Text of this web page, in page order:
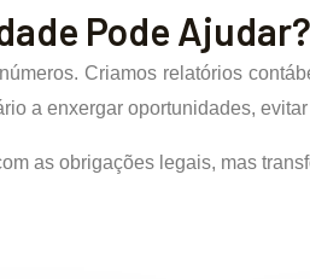
Pode Ajudar?
Criamos relatórios
a enxergar oportunidades,
as obrigações legais, mas